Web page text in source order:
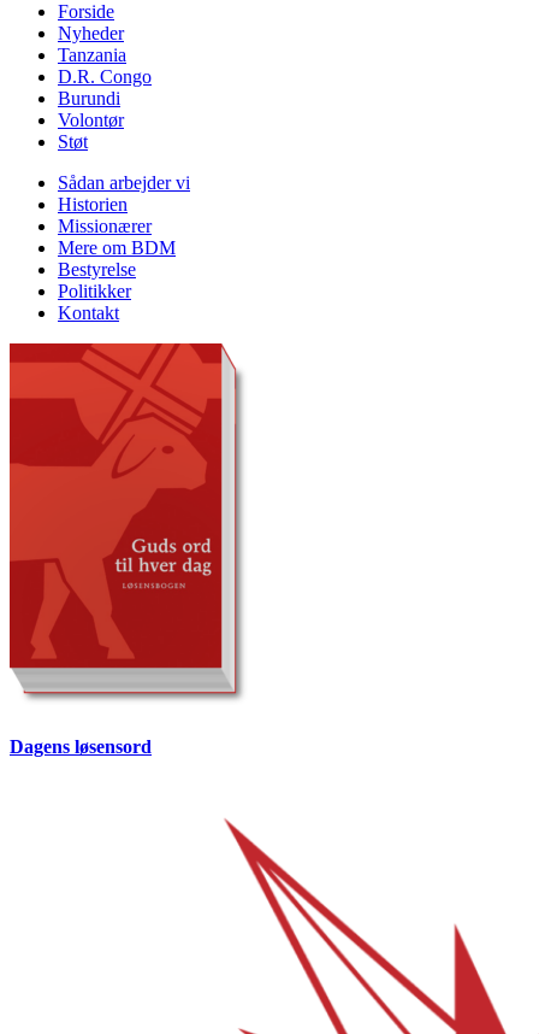
Forside
Nyheder
Tanzania
D.R. Congo
Burundi
Volontør
Støt
Sådan arbejder vi
Historien
Missionærer
Mere om BDM
Bestyrelse
Politikker
Kontakt
Dagens løsensord